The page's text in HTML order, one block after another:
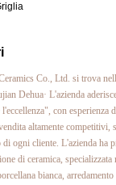
Co., Ltd. si trova
Dehua· L'azienda
con esperienza
altamente competitivi,
di ogni cliente. L'azienda ha
di ceramica,
bianca, arredamento